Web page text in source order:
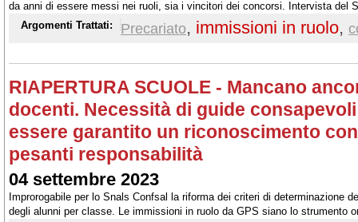
da anni di essere messi nei ruoli, sia i vincitori dei concorsi. Intervista del
La Tecnica della Scuola
Argomenti Trattati: Precariato, immissioni in ruolo,
RIAPERTURA SCUOLE - Mancano
docenti. Necessità di guide
essere garantito un riconoscimento
pesanti responsabilità
04 settembre 2023
Improrogabile per lo Snals Confsal la riforma dei criteri di determinazione
degli alunni per classe. Le immissioni in ruolo da GPS siano lo strumento